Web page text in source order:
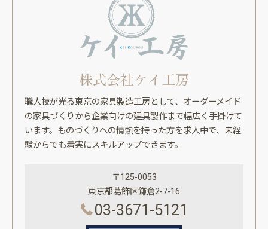
株式会社ケイ工房
職人技が光る東京の家具製造工房として、オーダーメイド
の家具づくりから企業向けの建具製作まで幅広く手掛けて
います。ものづくりへの情熱を持った方を求人中で、未経
験からでも着実にスキルアップできます。
〒125-0053
東京都葛飾区鎌倉2-7-16
03-3671-5121